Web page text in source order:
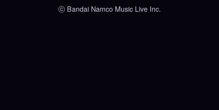
ⓒ Bandai Namco Music Live Inc.